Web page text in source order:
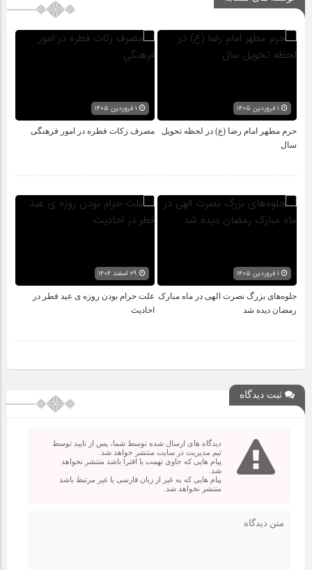
حرم مطهر امام رضا (ع) در لحظه تحویل
سال
مصرف زکات فطره در امور فرهنگی
جلوه‌های بزرگ نصرت الهی در ماه مبارک
رمضان دیده شد
علت حرام بودن روزه ی عید فطر در
احادیث
ثبت دیدگاه
دیدگاه های ارسال شده توسط شما، پس از تایید توسط
تیم مدیریت در سایت منتشر خواهد شد.
پیام هایی که حاوی تهمت یا افترا باشد منتشر نخواهد
شد.
پیام هایی که به غیر از زبان فارسی یا غیر مرتبط باشد
منتشر نخواهد شد.